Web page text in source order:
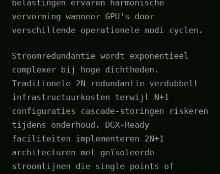
belastingen ervaren harmonische
vervorming wanneer GPU's door
verschillende operationele modi cyclen.
Stroomredundantie wordt exponentieel
complexer bij hoge dichtheden.
Traditionele 2N redundantie verdubbelt
infrastructuurkosten terwijl N+1
configuraties cascade-storingen riskeren
tijdens onderhoud. DGX-Ready
faciliteiten implementeren 2N+1
architecturen met geïsoleerde
stroomlijnen die single points of